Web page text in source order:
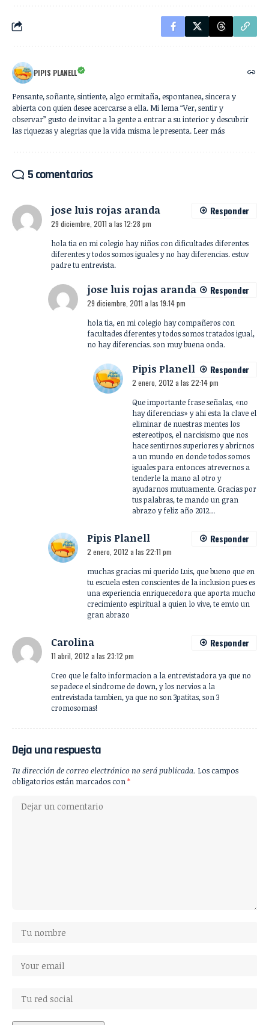
PIPIS PLANELL
Pensante, soñante, sintiente, algo ermitaña, espontanea, sincera y
abierta con quien desee acercarse a ella. Mi lema “Ver, sentir y
observar” gusto de invitar a la gente a entrar a su interior y descubrir
las riquezas y alegrias que la vida misma le presenta. Leer más
5 comentarios
jose luis rojas aranda
29 diciembre, 2011 a las 12:28 pm
hola tia en mi colegio hay niños con dificultades diferentes
diferentes y todos somos iguales y no hay diferencias. estuv
padre tu entrevista.
Responder
jose luis rojas aranda
29 diciembre, 2011 a las 19:14 pm
hola tia, en mi colegio hay compañeros con
facultades dferentes y todos somos tratados igual,
no hay diferencias. son muy buena onda.
Responder
Pipis Planell
2 enero, 2012 a las 22:14 pm
Que importante frase señalas, «no
hay diferencias» y ahi esta la clave el
eliminar de nuestras mentes los
estereotipos, el narcisismo que nos
hace sentirnos superiores y abrirnos
a un mundo en donde todos somos
iguales para entonces atrevernos a
tenderle la mano al otro y
ayudarnos mutuamente. Gracias por
tus palabras, te mando un gran
abrazo y feliz año 2012…
Responder
Pipis Planell
2 enero, 2012 a las 22:11 pm
muchas gracias mi querido Luis, que bueno que en
tu escuela esten conscientes de la inclusion pues es
una experiencia enriquecedora que aporta mucho
crecimiento espiritual a quien lo vive, te envio un
gran abrazo
Responder
Carolina
11 abril, 2012 a las 23:12 pm
Creo que le falto informacion a la entrevistadora ya que no
se padece el sindrome de down, y los nervios a la
entrevistada tambien, ya que no son 3patitas, son 3
cromosomas!
Responder
Deja una respuesta
Tu dirección de correo electrónico no será publicada. Los campos
obligatorios están marcados con *